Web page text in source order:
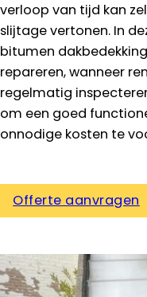
verloop van tijd kan
slijtage vertonen. In
bitumen
repareren, wanneer
regelmatig
om een goed
onnodige kosten te
Offerte aanvragen